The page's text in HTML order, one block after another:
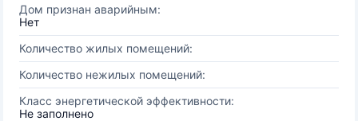
Дом признан аварийным:
Нет
Количество жилых помещений:
Количество нежилых помещений:
Класс энергетической эффективности:
Не заполнено